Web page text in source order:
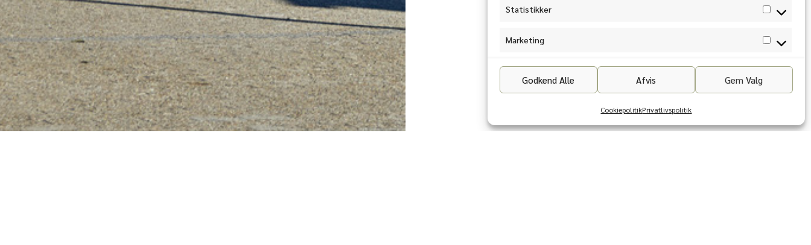
Statistikker
Marketing
Godkend Alle Afvis Gem Valg
CookiepolitikPrivatlivspolitik